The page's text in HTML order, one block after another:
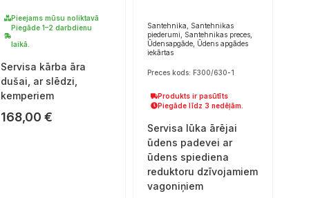
Pieejams mūsu noliktavā
Piegāde 1–2 darbdienu
laikā.
Servisa kārba āra
dušai, ar slēdzi,
kemperiem
168,00 €
Santehnika, Santehnikas
piederumi, Santehnikas preces,
Ūdensapgāde, Ūdens apgādes
iekārtas
Preces kods: F300/630-1
Produkts ir pasūtīts
Piegāde līdz 3 nedēļām.
Servisa lūka ārējai
ūdens padevei ar
ūdens spiediena
reduktoru dzīvojamiem
vagoniņiem